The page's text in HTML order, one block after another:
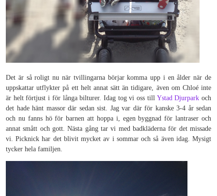
Det är så roligt nu när tvillingarna börjar komma upp i en ålder när de
uppskattar utflykter på ett helt annat sätt än tidigare, även om Chloé inte
är helt förtjust i för långa bilturer. Idag tog vi oss till Ystad Djurpark och
det hade hänt massor där sedan sist. Jag var där för kanske 3-4 år sedan
och nu fanns hö för barnen att hoppa i, egen byggnad för lantraser och
annat smått och gott. Nästa gång tar vi med badkläderna för det missade
vi. Picknick har det blivit mycket av i sommar och så även idag. Mysigt
tycker hela familjen.